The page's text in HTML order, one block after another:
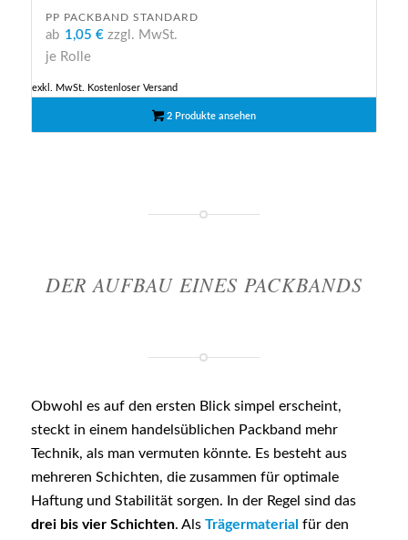
PP PACKBAND STANDARD
ab 1,05 €zzgl. MwSt.
je Rolle
exkl. MwSt. Kostenloser Versand
2 Produkte ansehen
DER AUFBAU EINES PACKBANDS
Obwohl es auf den ersten Blick simpel erscheint,
steckt in einem handelsüblichen Packband mehr
Technik, als man vermuten könnte. Es besteht aus
mehreren Schichten, die zusammen für optimale
Haftung und Stabilität sorgen. In der Regel sind das
drei bis vier Schichten. Als Trägermaterial für den